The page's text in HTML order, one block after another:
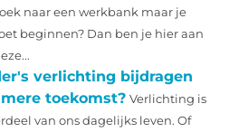
naar een werkbank maar je
beginnen? Dan ben je hier aan
verlichting bijdragen
toekomst? Verlichting is
van ons dagelijks leven. Of